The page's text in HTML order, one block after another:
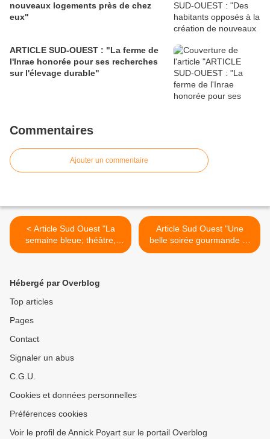
nouveaux logements près de chez
eux"
ARTICLE SUD-OUEST : "La ferme de
l'Inrae honorée pour ses recherches
sur l'élevage durable"
Commentaires
Ajouter un commentaire
< Article Sud Ouest "La
semaine bleue; théâtre,
chants, expositions,
Article Sud Ouest "Une
belle soirée gourmande et
festive" >
Hébergé par Overblog
Top articles
Pages
Contact
Signaler un abus
C.G.U.
Cookies et données personnelles
Préférences cookies
Voir le profil de Annick Poyart sur le portail Overblog